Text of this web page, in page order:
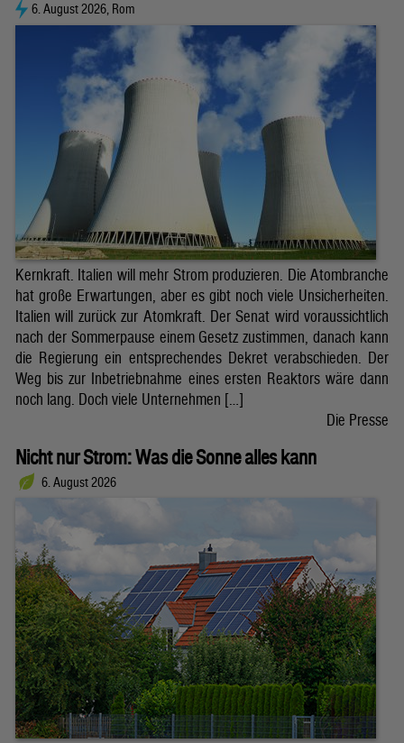
6. August 2026, Rom
Kernkraft. Italien will mehr Strom produzieren. Die Atombranche
hat große Erwartungen, aber es gibt noch viele Unsicherheiten.
Italien will zurück zur Atomkraft. Der Senat wird voraussichtlich
nach der Sommerpause einem Gesetz zustimmen, danach kann
die Regierung ein entsprechendes Dekret verabschieden. Der
Weg bis zur Inbetriebnahme eines ersten Reaktors wäre dann
noch lang. Doch viele Unternehmen […]
Die Presse
Nicht nur Strom: Was die Sonne alles kann
6. August 2026